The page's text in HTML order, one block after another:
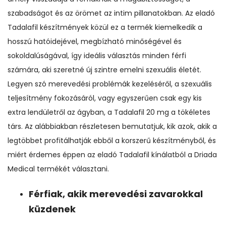
szabadságot és az örömet az intim pillanatokban. Az eladó
Tadalafil készítmények közül ez a termék kiemelkedik a
hosszú hatóidejével, megbízható minőségével és
sokoldalúságával, így ideális választás minden férfi
számára, aki szeretné új szintre emelni szexuális életét.
Legyen szó merevedési problémák kezeléséről, a szexuális
teljesítmény fokozásáról, vagy egyszerűen csak egy kis
extra lendületről az ágyban, a Tadalafil 20 mg a tökéletes
társ. Az alábbiakban részletesen bemutatjuk, kik azok, akik a
legtöbbet profitálhatják ebből a korszerű készítményből, és
miért érdemes éppen az eladó Tadalafil kínálatból a Driada
Medical termékét választani.
Férfiak, akik merevedési zavarokkal
küzdenek